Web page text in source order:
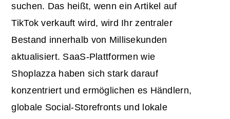
suchen. Das heißt, wenn ein Artikel auf
TikTok verkauft wird, wird Ihr zentraler
Bestand innerhalb von Millisekunden
aktualisiert. SaaS-Plattformen wie
Shoplazza haben sich stark darauf
konzentriert und ermöglichen es Händlern,
globale Social-Storefronts und lokale